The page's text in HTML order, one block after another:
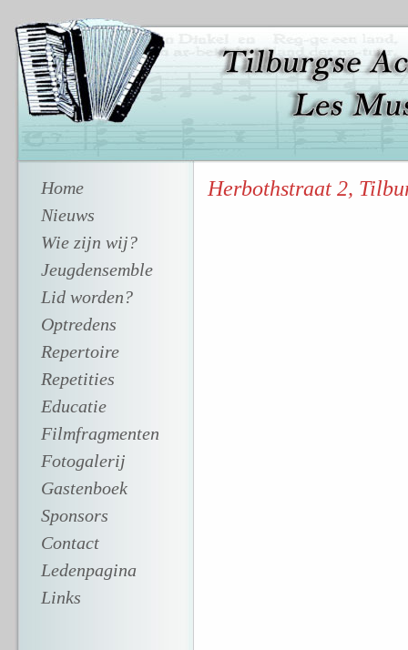
Home
Nieuws
Wie zijn wij?
Jeugdensemble
Lid worden?
Optredens
Repertoire
Repetities
Educatie
Filmfragmenten
Fotogalerij
Gastenboek
Sponsors
Contact
Ledenpagina
Links
Herbothstraat 2,